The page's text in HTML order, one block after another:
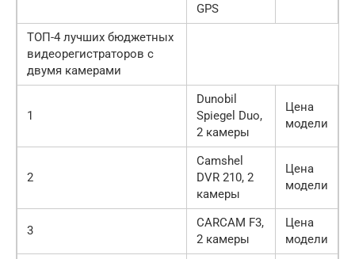
GPS
ТОП-4 лучших бюджетных
видеорегистраторов с
двумя камерами
1
Dunobil
Spiegel Duo,
2 камеры
Цена
модели
2
Camshel
DVR 210, 2
камеры
Цена
модели
3
CARCAM F3,
2 камеры
Цена
модели